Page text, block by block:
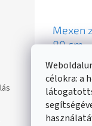
célokra: a
Mexen
80 cm
79381-
Raktáron
8 690 Ft